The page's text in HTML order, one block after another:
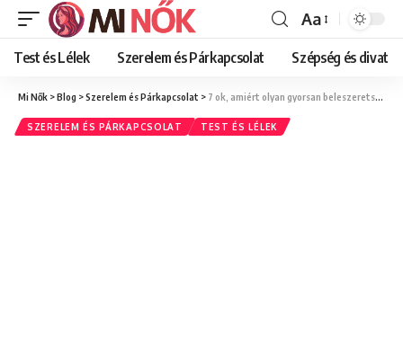
Font
Resizer
Aa
Test és Lélek Szerelem és Párkapcsolat Szépség és divat
Mi Nők >Blog >Szerelem és Párkapcsolat > 7 ok, amiért olyan gyorsan beleszeretsz a férfiakba (és hogyan lassíts)
SZERELEM ÉS PÁRKAPCSOLAT TEST ÉS LÉLEK